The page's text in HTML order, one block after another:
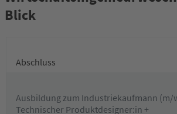
Blick
Abschluss
Ausbildung zum Industriekaufmann (m/
Technischer Produktdesigner:in +